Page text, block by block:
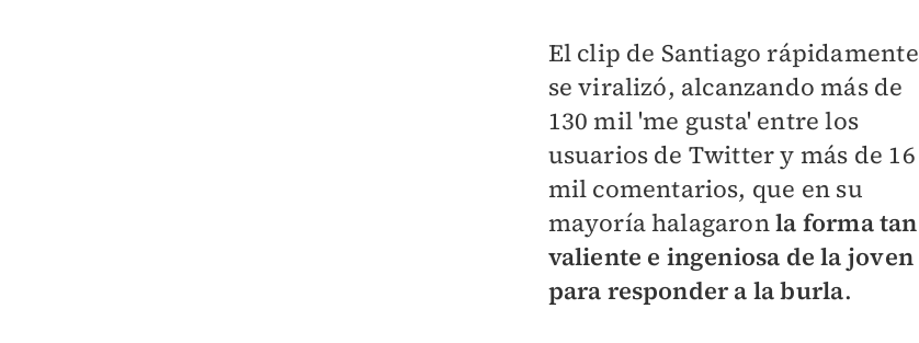
El clip de Santiago rápidamente
se viralizó, alcanzando más de
130 mil 'me gusta' entre los
usuarios de Twitter y más de 16
mil comentarios, que en su
mayoría halagaronla forma tan
valiente e ingeniosa de la joven
para responder a la burla.